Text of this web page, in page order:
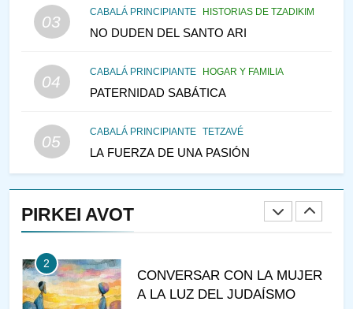
03
CABALÁ PRINCIPIANTE HISTORIAS DE TZADIKIM
NO DUDEN DEL SANTO ARI
04
CABALÁ PRINCIPIANTE HOGAR Y FAMILIA
PATERNIDAD SABÁTICA
05
CABALÁ PRINCIPIANTE TETZAVÉ
LA FUERZA DE UNA PASIÓN
PIRKEI AVOT
PENSAMIENTO JUDÍO PIRKEI AVOT
VEAMOS ¿POR QUÉ
IEHOSHÚA? Y LA QUEJA DE
1
RAZI ¿QUIÉN ES SABIO?
2
CONVERSAR CON LA MUJER
A LA LUZ DEL JUDAÍSMO